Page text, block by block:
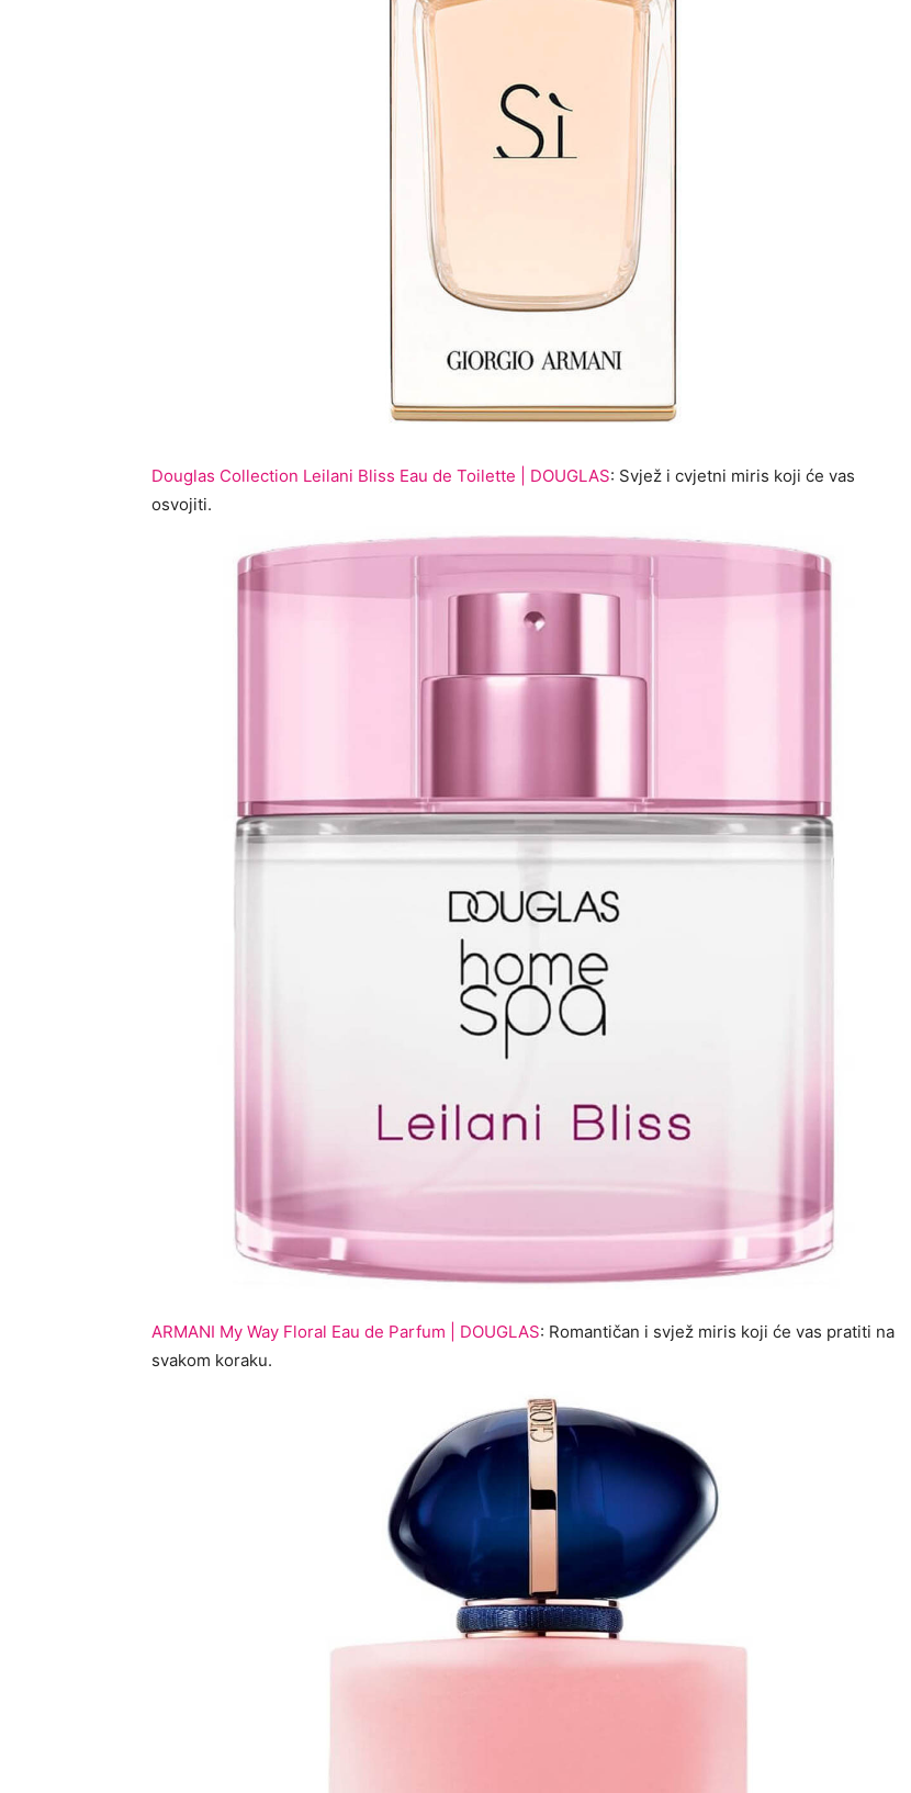
Douglas Collection Leilani Bliss Eau de Toilette | DOUGLAS: Svjež i cvjetni miris koji će vas
osvojiti.
ARMANI My Way Floral Eau de Parfum | DOUGLAS: Romantičan i svjež miris koji će vas pratiti na
svakom koraku.